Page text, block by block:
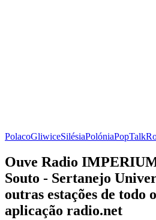
PolacoGliwiceSilésiaPolóniaPopTalk
Ouve Radio
Souto - Sertanejo
outras estações de todo
aplicação radio.net